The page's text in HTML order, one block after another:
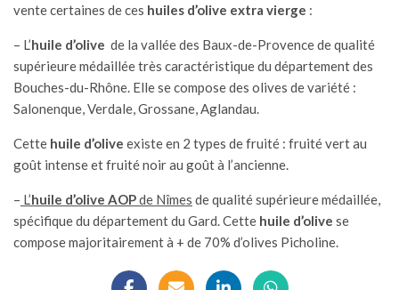
vente certaines de ces huiles d’olive extra vierge :
– L’huile d’olive de la vallée des Baux-de-Provencede qualité
supérieure médaillée très caractéristique du département des
Bouches-du-Rhône. Elle se compose des olives de variété :
Salonenque, Verdale, Grossane, Aglandau.
Cette huile d’olive existe en 2 types de fruité : fruité vert au
goût intense et fruité noir au goût à l’ancienne.
– L’huile d’olive AOPde Nîmes de qualité supérieure médaillée,
spécifique du département du Gard. Cette huile d’olive se
compose majoritairement à + de 70% d’olives Picholine.